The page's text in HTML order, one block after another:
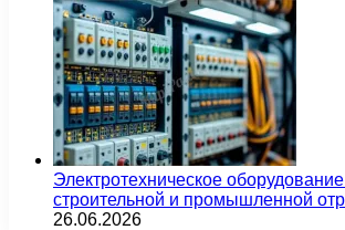
Электротехническое
строительной и промышленной
26.06.2026